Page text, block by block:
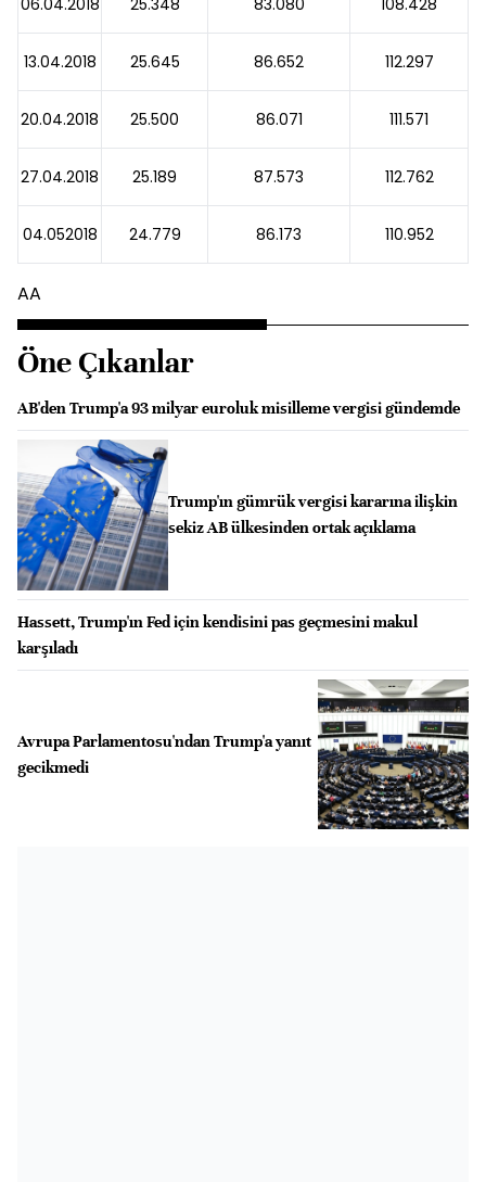
06.04.2018 25.348 83.080 108.428
13.04.2018 25.645 86.652 112.297
20.04.2018 25.500 86.071 111.571
27.04.2018 25.189 87.573 112.762
04.052018 24.779 86.173 110.952
AA
Öne Çıkanlar
AB'den Trump'a 93 milyar euroluk misilleme vergisi gündemde
Trump'ın gümrük vergisi kararına ilişkin
sekiz AB ülkesinden ortak açıklama
Hassett, Trump'ın Fed için kendisini pas geçmesini makul
karşıladı
Avrupa Parlamentosu'ndan Trump'a yanıt
gecikmedi